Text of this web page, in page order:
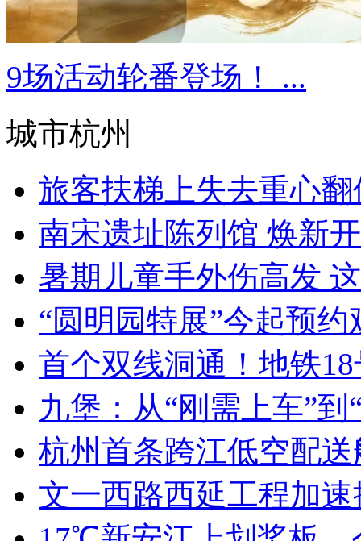
9场活动轮番登场！ ...
城市杭州
旅客扶梯上失去重心
南宋遗址陈列馆 焕新
暑期儿童手外伤高发
“圆明园特展”今起预
首个双线洞通！地铁
九堡：从“刚需上车”到
杭州首条跨江低空配
文一西路西延工程加